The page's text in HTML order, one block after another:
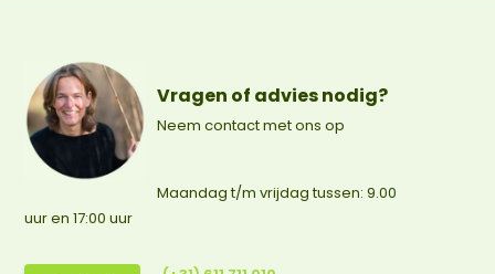
Vragen of advies nodig?
Neem contact met ons op
Maandag t/m vrijdag tussen: 9.00
uur en 17:00 uur